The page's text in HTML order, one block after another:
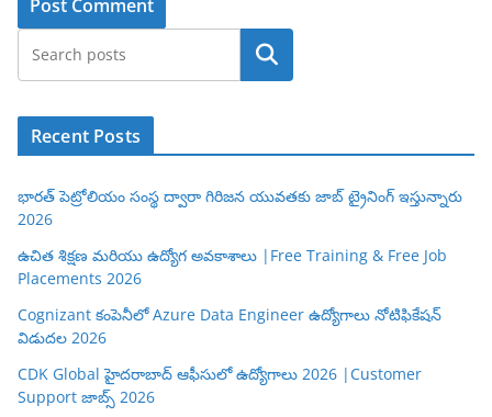
Search
Recent Posts
భారత్ పెట్రోలియం సంస్థ ద్వారా గిరిజన యువతకు జాబ్ ట్రైనింగ్ ఇస్తున్నారు
2026
ఉచిత శిక్షణ మరియు ఉద్యోగ అవకాశాలు |Free Training & Free Job
Placements 2026
Cognizant కంపెనీలో Azure Data Engineer ఉద్యోగాలు నోటిఫికేషన్
విడుదల 2026
CDK Global హైదరాబాద్ ఆఫీసులో ఉద్యోగాలు 2026 |Customer
Support జాబ్స్ 2026